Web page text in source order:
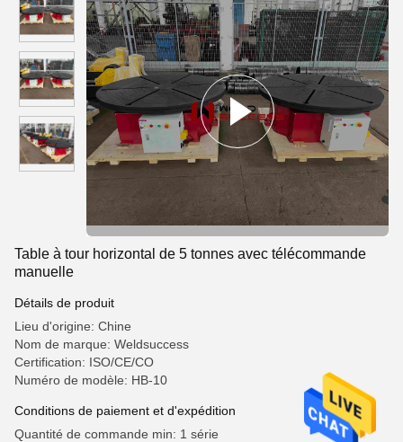
Table à tour horizontal de 5 tonnes avec télécommande
manuelle
Détails de produit
Lieu d'origine: Chine
Nom de marque: Weldsuccess
Certification: ISO/CE/CO
Numéro de modèle: HB-10
Conditions de paiement et d'expédition
Quantité de commande min: 1 série